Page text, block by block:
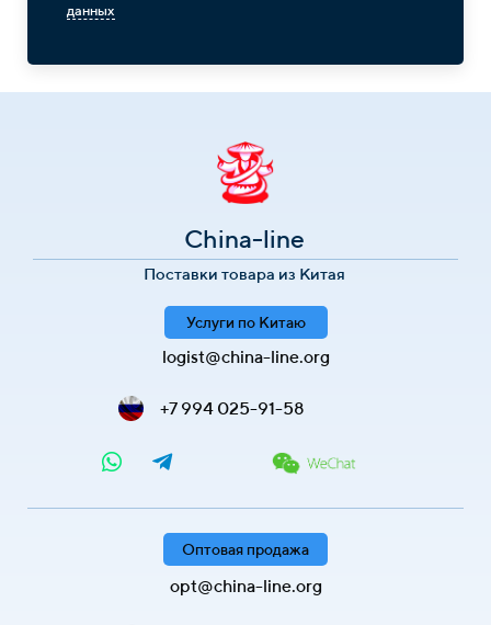
данных
China-line
Поставки товара из Китая
Услуги по Китаю
logist@china-line.org
+7 994 025-91-58
Оптовая продажа
opt@china-line.org